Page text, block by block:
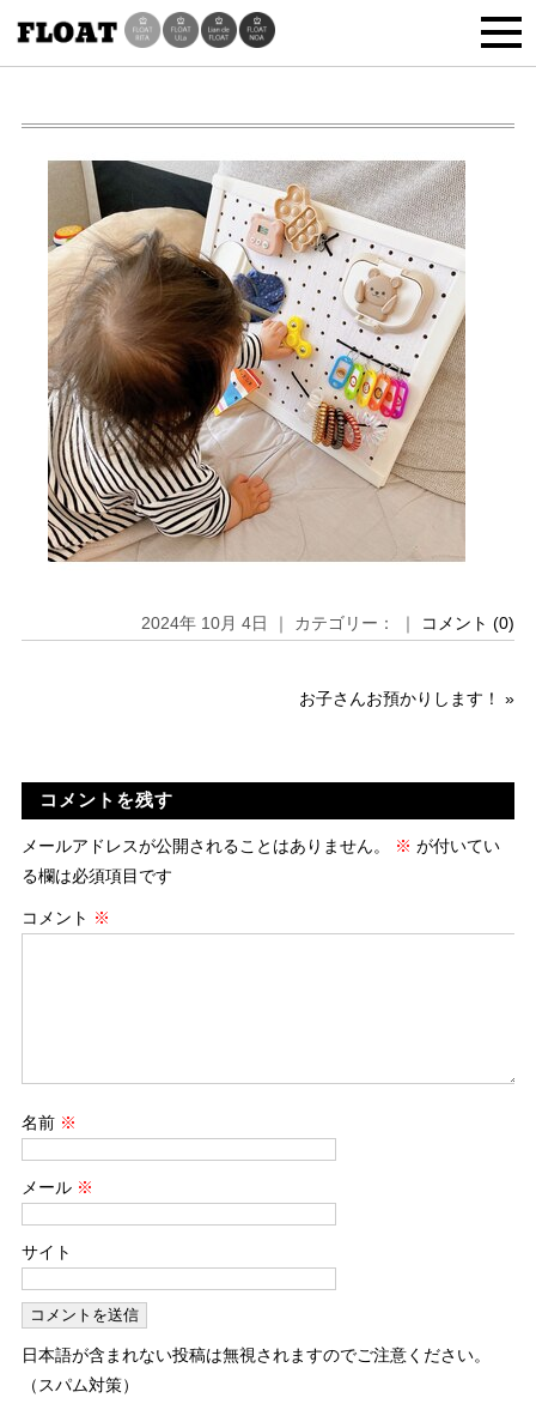
2024年 10月 4日 ｜ カテゴリー： ｜ コメント (0)
お子さんお預かりします！ »
コメントを残す
メールアドレスが公開されることはありません。 ※ が付いてい
る欄は必須項目です
コメント ※
名前 ※
メール ※
サイト
日本語が含まれない投稿は無視されますのでご注意ください。
（スパム対策）